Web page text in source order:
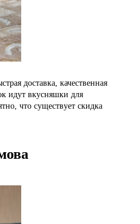
доставка, качественная
идут вкусняшки для
что существует скидка